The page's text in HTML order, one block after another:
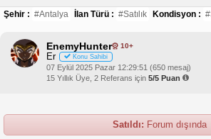
Şehir : #Antalya İlan Türü : #Satılık Kondisyon :
EnemyHunter 10+
Er Konu Sahibi
07 Eylül 2025 Pazar 12:29:51 (650 mesaj)
15 Yıllık Üye, 2 Referans için 5/5 Puan
Satıldı: Forum dışında